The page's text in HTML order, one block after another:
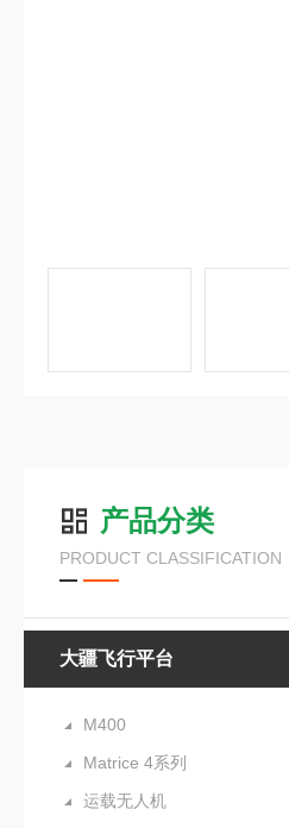
产品分类
PRODUCT CLASSIFICATION
大疆飞行平台
M400
Matrice 4系列
运载无人机